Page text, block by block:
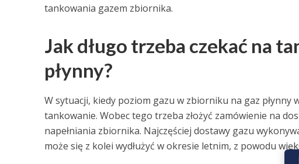
tankowania gazem zbiornika.
Jak długo trzeba czekać na
płynny?
W sytuacji, kiedy poziom gazu w zbiorniku na gaz płynny
tankowanie. Wobec tego trzeba złożyć zamówienie na
napełniania zbiornika. Najczęściej dostawy gazu
może się z kolei wydłużyć w okresie letnim, z powodu